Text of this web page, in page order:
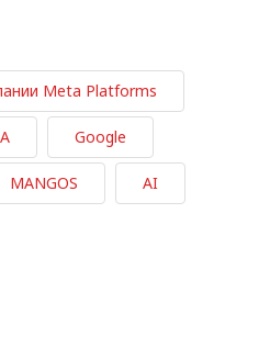
Meta Platforms
Google
MANGOS AI